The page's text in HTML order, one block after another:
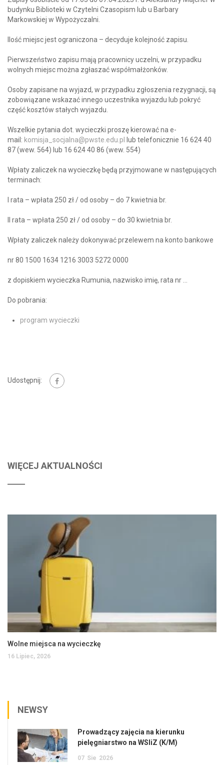
budynku Biblioteki w Czytelni Czasopism lub u Barbary
Markowskiej w Wypożyczalni.
Ilość miejsc jest ograniczona – decyduje kolejność zapisu.
Pierwszeństwo zapisu mają pracownicy uczelni, w przypadku
wolnych miejsc można zgłaszać współmałżonków.
Osoby zapisane na wyjazd, w przypadku zgłoszenia rezygnacji, są
zobowiązane wskazać innego uczestnika wyjazdu lub pokryć
część kosztów stałych wyjazdu.
Wszelkie pytania dot. wycieczki proszę kierować na e-
mail: komisja_socjalna@pwste.edu.pl
lub telefonicznie 16 624 40
87 (wew. 564) lub 16 624 40 86 (wew. 554)
Wpłaty zaliczek na wycieczkę będą przyjmowane w następujących
terminach:
I rata – wpłata 250 zł / od osoby – do 7 kwietnia br.
II rata – wpłata 250 zł / od osoby – do 30 kwietnia br.
Wpłaty zaliczek należy dokonywać przelewem na konto bankowe
nr 80 1500 1634 1216 3003 5272 0000
z dopiskiem wycieczka Rumunia, nazwisko imię, rata nr …
Do pobrania:
program wycieczki
Udostępnij:
WIĘCEJ AKTUALNOŚCI
Wolne miejsca na wycieczkę
16 Lipiec, 2026
NEWSY
Prowadzący zajęcia na kierunku
pielęgniarstwo na WSIiZ (K/M)
07 Sie 2026